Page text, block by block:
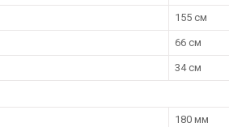
155 см
66 см
34 см
180 мм